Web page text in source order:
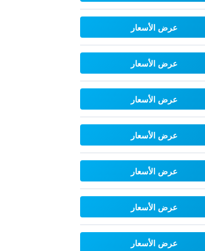
عرض الأسعار
عرض الأسعار
عرض الأسعار
عرض الأسعار
عرض الأسعار
عرض الأسعار
عرض الأسعار